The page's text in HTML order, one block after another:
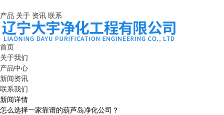
产品 关于 资讯 联系
首页
关于我们
产品中心
新闻资讯
联系我们
新闻详情
怎么选择一家靠谱的葫芦岛净化公司？